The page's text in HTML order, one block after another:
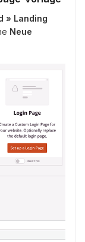
» Landing
Neue